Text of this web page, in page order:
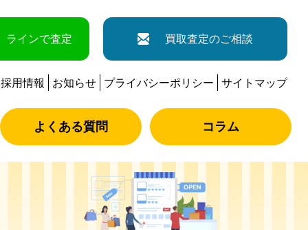
ラインで査定 買取査定のご相談
採用情報 お知らせ プライバシーポリシー サイトマップ
よくある質問 コラム